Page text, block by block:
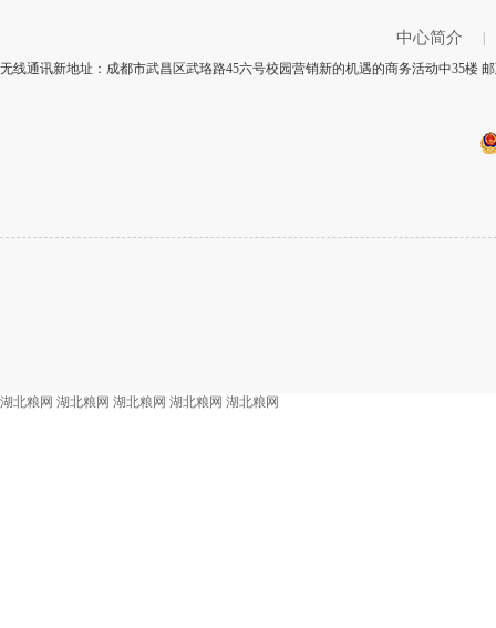
中心简介
无线通讯新地址：成都市武昌区武珞路45六号校园营销新的机遇的商务活动中35楼
湖北粮网 湖北粮网 湖北粮网 湖北粮网 湖北粮网